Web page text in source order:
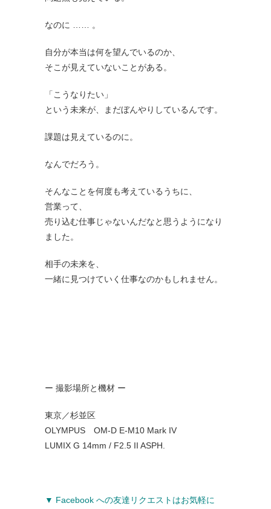
なのに …… 。
自分が本当は何を望んでいるのか、
そこが見えていないことがある。
「こうなりたい」
という未来が、まだぼんやりしているんです。
課題は見えているのに。
なんでだろう。
そんなことを何度も考えているうちに、
営業って、
売り込む仕事じゃないんだなと思うようになり
ました。
相手の未来を、
一緒に見つけていく仕事なのかもしれません。
ー 撮影場所と機材 ー
東京／杉並区
OLYMPUS OM-D E-M10 Mark IV
LUMIX G 14mm / F2.5 II ASPH.
▼ Facebook への友達リクエストはお気軽に